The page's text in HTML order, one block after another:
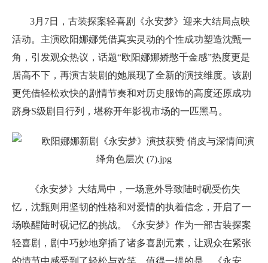
3月7日，古装探案轻喜剧《永安梦》迎来大结局点映
活动。主演欧阳娜娜凭借真实灵动的个性成功塑造沈甄一
角，引发观众热议，话题“欧阳娜娜娇憨千金感”热度更是
居高不下，再演古装剧的她展现了全新的演技维度。该剧
更凭借轻松欢快的剧情节奏和对历史服饰的高度还原成功
跻身S级剧目行列，堪称开年影视市场的一匹黑马。
《永安梦》大结局中，一场意外导致陆时砚受伤失
忆，沈甄则用坚韧的性格和对爱情的执着信念，开启了一
场唤醒陆时砚记忆的挑战。《永安梦》作为一部古装探案
轻喜剧，剧中巧妙地穿插了诸多喜剧元素，让观众在紧张
的情节中感受到了轻松与欢笑。值得一提的是，《永安